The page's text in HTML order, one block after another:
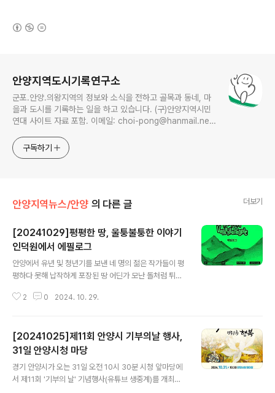
안양지역도시기록연구소
군포.안양.의왕지역의 정보와 소식을 전하고 골목과 동네, 마
을과 도시를 기록하는 일을 하고 있습니다. (구)안양지역시민
연대 사이트 자료 포함. 이메일: choi-pong@hanmail.net
구독하기
안양지역뉴스/안양 의 다른 글 더보기
[20241029]평평한 땅, 울퉁불퉁한 이야기
인덕원에서 에필로그
안양에서 유년 및 청년기를 보낸 네 명의 젊은 작가들이 평
평하다 못해 납작하게 포장된 땅 어딘가 모난 돌처럼 튀어
신만의 해석을 더해 도시의 얼굴로 재인식하여 만든 전시
골목에 자리한 아트 포 랩에서 전시를 종료한데 이어 11월
8일부터 15일까지 안양 인덕원에 자리한 도시공상가에서
연장 전시를 한다. 특히 11월 9일 오후1시30분에는 작가
와의 대화 시간도 마련된다. 전시회를 기획한 아트 포랩의
박하은 디렉러는 "이대로 전시를 보내기 아쉬웠던 찰나에,
2 0 2024. 10. 29.
[20241025]제11회 안양시 기부의날 행사,
31일 안양시청 마당
경기 안양시가 오는 31일 오전 10시 30분 시청 앞마당에
서 제11회 '기부의 날' 기념행사(유튜브 생중계)를 개최한